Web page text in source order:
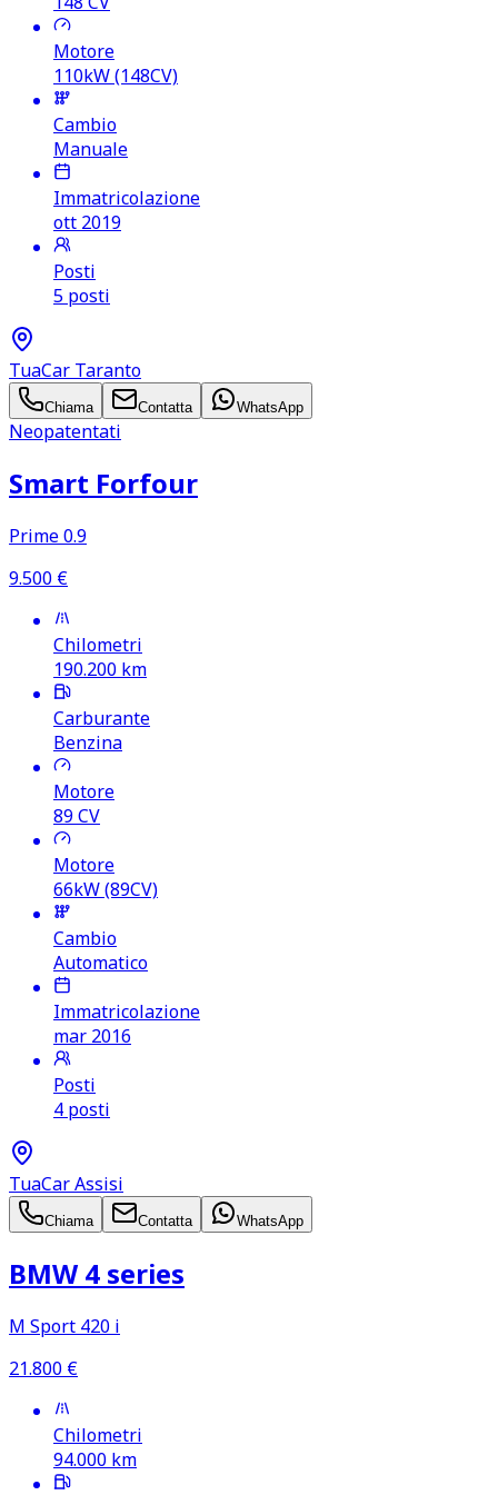
Motore
110kW (148CV)
Cambio
Manuale
Immatricolazione
ott 2019
Posti
5 posti
TuaCar Taranto
Chiama Contatta WhatsApp
Neopatentati
Smart Forfour
Prime 0.9
9.500 €
Chilometri
190.200 km
Carburante
Benzina
Motore
89CV
Motore
66kW (89CV)
Cambio
Automatico
Immatricolazione
mar 2016
Posti
4 posti
TuaCar Assisi
Chiama Contatta WhatsApp
BMW 4 series
M Sport 420 i
21.800 €
Chilometri
94.000 km